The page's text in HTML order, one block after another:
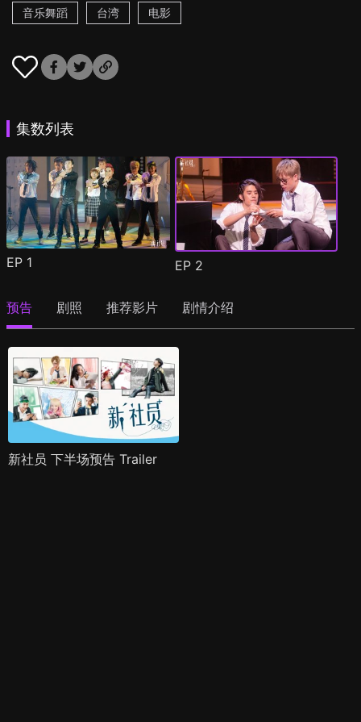
音乐舞蹈 台湾 电影
集数列表
EP 1 EP 2
预告 剧照 推荐影片 剧情介绍
新社员 下半场预告 Trailer